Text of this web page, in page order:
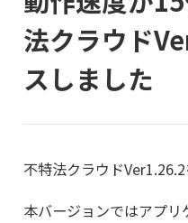
法クラウド
スしました
不特法クラウドVer1.26.2
本バージョンではアプ